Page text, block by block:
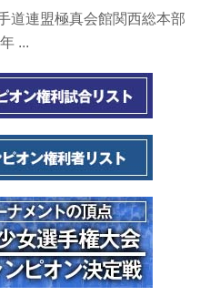
道連盟極真会館関西総本部
...